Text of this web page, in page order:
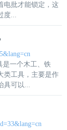
电批才能锁定，这
度...
是一个木工、铁
类工具，主要是作
具可以...